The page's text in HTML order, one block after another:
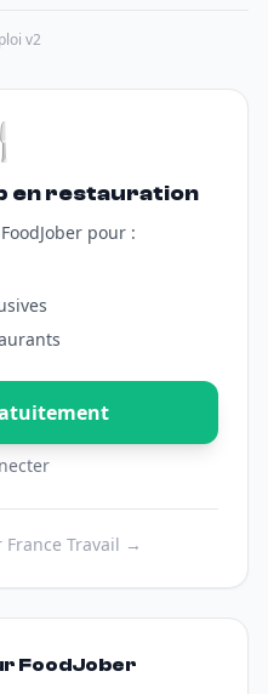
v2
en restauration
pour :
Travail →
FoodJober